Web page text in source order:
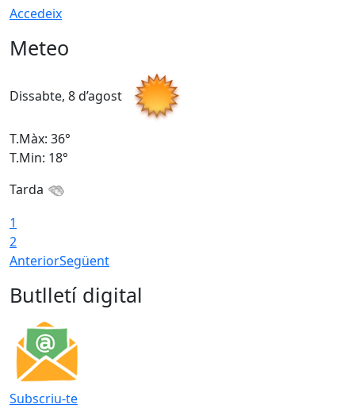
Accedeix
Meteo
Dissabte, 8 d’agost
T.Màx: 36°
T.Min: 18°
Tarda
1
2
AnteriorSegüent
Butlletí digital
Subscriu-te